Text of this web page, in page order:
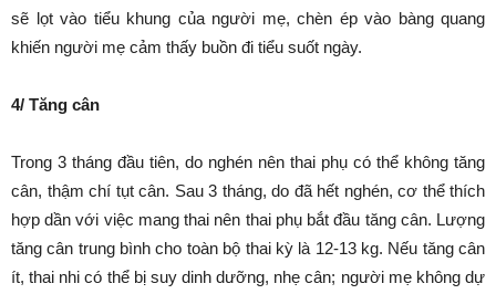
sẽ lọt vào tiểu khung của người mẹ, chèn ép vào bàng quang
khiến người mẹ cảm thấy buồn đi tiểu suốt ngày.
4/ Tăng cân
Trong 3 tháng đầu tiên, do nghén nên thai phụ có thể không tăng
cân, thậm chí tụt cân. Sau 3 tháng, do đã hết nghén, cơ thể thích
hợp dần với việc mang thai nên thai phụ bắt đầu tăng cân. Lượng
tăng cân trung bình cho toàn bộ thai kỳ là 12-13 kg. Nếu tăng cân
ít, thai nhi có thể bị suy dinh dưỡng, nhẹ cân; người mẹ không dự